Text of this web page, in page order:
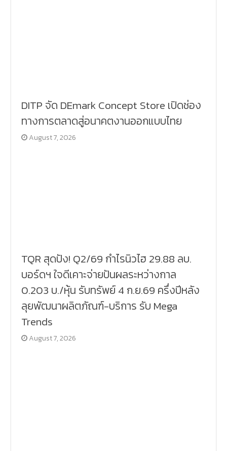
DITP จัด DEmark Concept Store เปิดช่อง
ทางการตลาดสู่อนาคตงานออกแบบไทย
August 7, 2026
TQR สุดปัง! Q2/69 กำไรนิวไฮ 29.88 ลบ.
บอร์ดฯ ใจดีเคาะจ่ายปันผลระหว่างกาล
0.203 บ./หุ้น รับทรัพย์ 4 ก.ย.69 ครึ่งปีหลัง
ลุยพัฒนาผลิตภัณฑ์-บริการ รับ Mega
Trends
August 7, 2026